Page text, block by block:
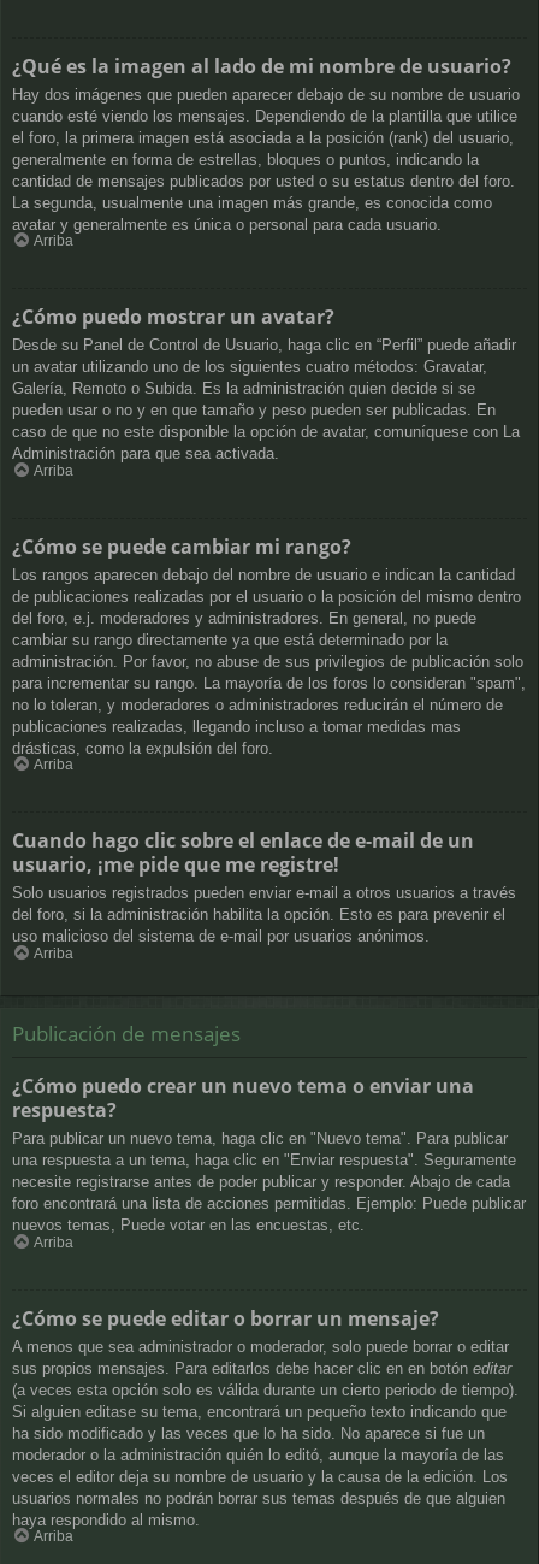
¿Qué es la imagen al lado de mi nombre de usuario?
Hay dos imágenes que pueden aparecer debajo de su nombre de usuario
cuando esté viendo los mensajes. Dependiendo de la plantilla que utilice
el foro, la primera imagen está asociada a la posición (rank) del usuario,
generalmente en forma de estrellas, bloques o puntos, indicando la
cantidad de mensajes publicados por usted o su estatus dentro del foro.
La segunda, usualmente una imagen más grande, es conocida como
avatar y generalmente es única o personal para cada usuario.
Arriba
¿Cómo puedo mostrar un avatar?
Desde su Panel de Control de Usuario, haga clic en “Perfil” puede añadir
un avatar utilizando uno de los siguientes cuatro métodos: Gravatar,
Galería, Remoto o Subida. Es la administración quien decide si se
pueden usar o no y en que tamaño y peso pueden ser publicadas. En
caso de que no este disponible la opción de avatar, comuníquese con La
Administración para que sea activada.
Arriba
¿Cómo se puede cambiar mi rango?
Los rangos aparecen debajo del nombre de usuario e indican la cantidad
de publicaciones realizadas por el usuario o la posición del mismo dentro
del foro, e.j. moderadores y administradores. En general, no puede
cambiar su rango directamente ya que está determinado por la
administración. Por favor, no abuse de sus privilegios de publicación solo
para incrementar su rango. La mayoría de los foros lo consideran "spam",
no lo toleran, y moderadores o administradores reducirán el número de
publicaciones realizadas, llegando incluso a tomar medidas mas
drásticas, como la expulsión del foro.
Arriba
Cuando hago clic sobre el enlace de e-mail de un
usuario, ¡me pide que me registre!
Solo usuarios registrados pueden enviar e-mail a otros usuarios a través
del foro, si la administración habilita la opción. Esto es para prevenir el
uso malicioso del sistema de e-mail por usuarios anónimos.
Arriba
Publicación de mensajes
¿Cómo puedo crear un nuevo tema o enviar una
respuesta?
Para publicar un nuevo tema, haga clic en "Nuevo tema". Para publicar
una respuesta a un tema, haga clic en "Enviar respuesta". Seguramente
necesite registrarse antes de poder publicar y responder. Abajo de cada
foro encontrará una lista de acciones permitidas. Ejemplo: Puede publicar
nuevos temas, Puede votar en las encuestas, etc.
Arriba
¿Cómo se puede editar o borrar un mensaje?
A menos que sea administrador o moderador, solo puede borrar o editar
sus propios mensajes. Para editarlos debe hacer clic en en botón editar
(a veces esta opción solo es válida durante un cierto periodo de tiempo).
Si alguien editase su tema, encontrará un pequeño texto indicando que
ha sido modificado y las veces que lo ha sido. No aparece si fue un
moderador o la administración quién lo editó, aunque la mayoría de las
veces el editor deja su nombre de usuario y la causa de la edición. Los
usuarios normales no podrán borrar sus temas después de que alguien
haya respondido al mismo.
Arriba